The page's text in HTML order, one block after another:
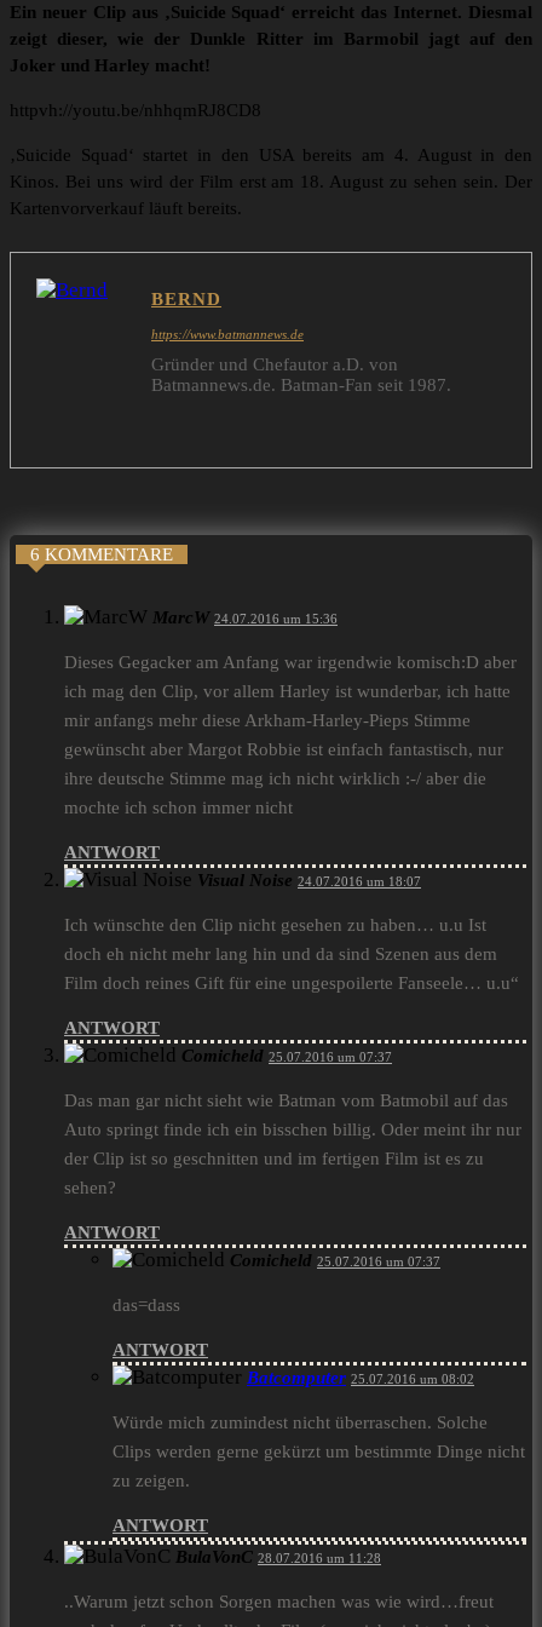
Ein neuer Clip aus ‚Suicide Squad‘ erreicht das Internet. Diesmal
zeigt dieser, wie der Dunkle Ritter im Barmobil jagt auf den
Joker und Harley macht!
httpvh://youtu.be/nhhqmRJ8CD8
‚Suicide Squad‘ startet in den USA bereits am 4. August in den
Kinos. Bei uns wird der Film erst am 18. August zu sehen sein. Der
Kartenvorverkauf läuft bereits.
BERND
https://www.batmannews.de
Gründer und Chefautor a.D. von
Batmannews.de. Batman-Fan seit 1987.
6 KOMMENTARE
MarcW 24.07.2016 um 15:36
Dieses Gegacker am Anfang war irgendwie komisch:D aber
ich mag den Clip, vor allem Harley ist wunderbar, ich hatte
mir anfangs mehr diese Arkham-Harley-Pieps Stimme
gewünscht aber Margot Robbie ist einfach fantastisch, nur
ihre deutsche Stimme mag ich nicht wirklich :-/ aber die
mochte ich schon immer nicht
ANTWORT
Visual Noise 24.07.2016 um 18:07
Ich wünschte den Clip nicht gesehen zu haben… u.u Ist
doch eh nicht mehr lang hin und da sind Szenen aus dem
Film doch reines Gift für eine ungespoilerte Fanseele… u.u“
ANTWORT
Comicheld 25.07.2016 um 07:37
Das man gar nicht sieht wie Batman vom Batmobil auf das
Auto springt finde ich ein bisschen billig. Oder meint ihr nur
der Clip ist so geschnitten und im fertigen Film ist es zu
sehen?
ANTWORT
Comicheld 25.07.2016 um 07:37
das=dass
ANTWORT
Batcomputer 25.07.2016 um 08:02
Würde mich zumindest nicht überraschen. Solche
Clips werden gerne gekürzt um bestimmte Dinge nicht
zu zeigen.
ANTWORT
BulaVonC 28.07.2016 um 11:28
..Warum jetzt schon Sorgen machen was wie wird…freut